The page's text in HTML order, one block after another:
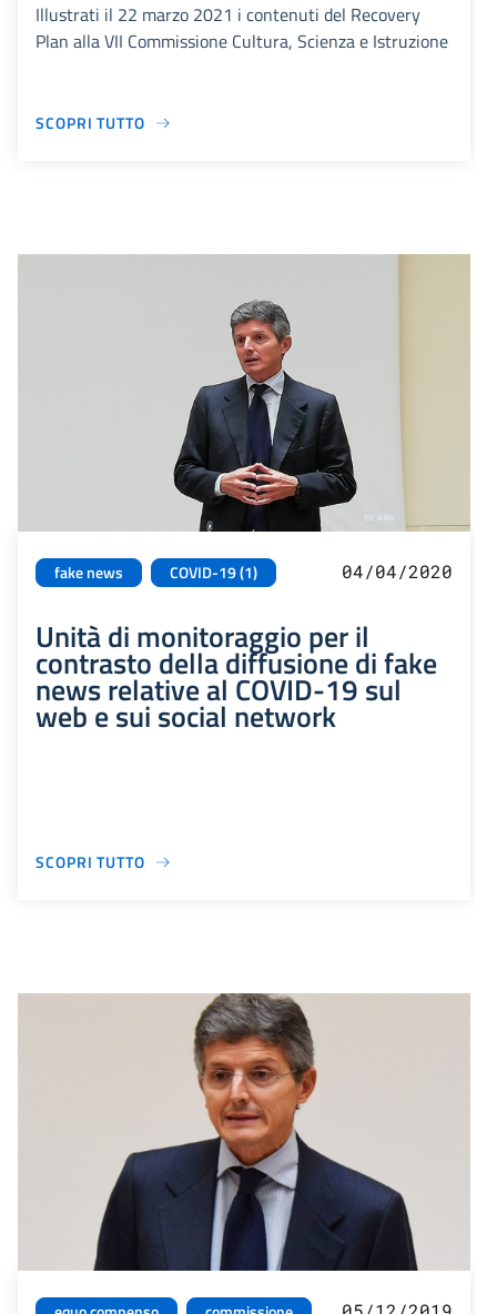
Illustrati il 22 marzo 2021 i contenuti del Recovery
Plan alla VII Commissione Cultura, Scienza e Istruzione
SCOPRI TUTTO
fake news COVID-19 (1) 04/04/2020
Unità di monitoraggio per il
contrasto della diffusione di fake
news relative al COVID-19 sul
web e sui social network
SCOPRI TUTTO